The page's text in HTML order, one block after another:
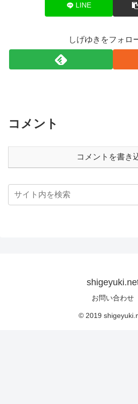
LINE
しげゆきをフォロ
コメント
コメントを書き
お問い合わせ
© 2019